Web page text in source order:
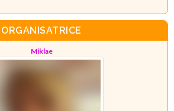
ORGANISATRICE
Miklae